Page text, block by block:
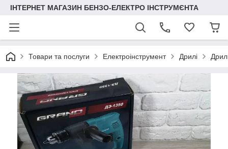
ІНТЕРНЕТ МАГАЗИН БЕНЗО-ЕЛЕКТРО ІНСТРУМЄНТА
Товари та послуги Електроінструмент Дрилі